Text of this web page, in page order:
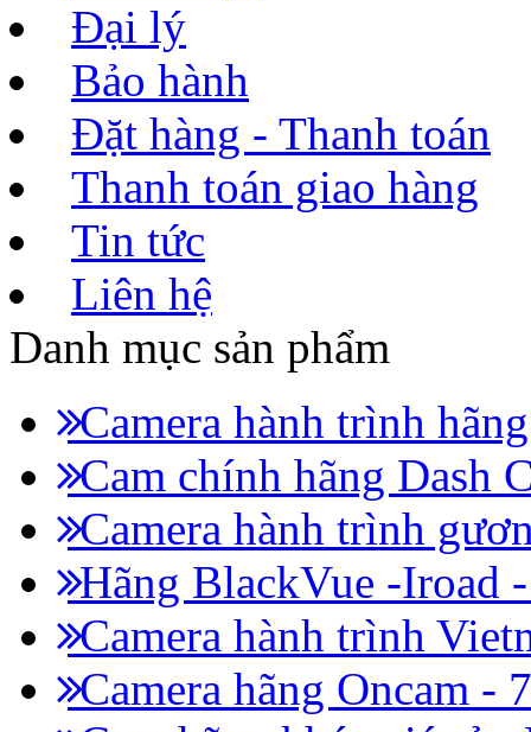
Đại lý
Bảo hành
Đặt hàng - Thanh toán
Thanh toán giao hàng
Tin tức
Liên hệ
Danh mục sản phẩm
Camera hành trình
Cam chính hãng Dash
Camera hành trình
Hãng BlackVue -Iroad
Camera hành trình
Camera hãng Oncam -